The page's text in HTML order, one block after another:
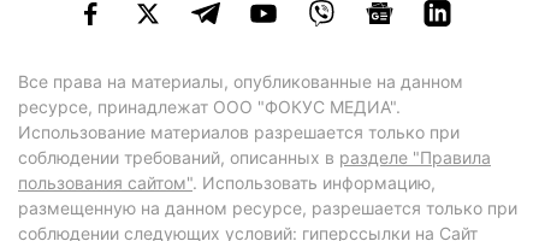
Все права на материалы, опубликованные на данном
ресурсе, принадлежат ООО "ФОКУС МЕДИА".
Использование материалов разрешается только при
соблюдении требований, описанных в разделе "Правила
пользования сайтом". Использовать информацию,
размещенную на данном ресурсе, разрешается только при
соблюдении следующих условий: гиперссылки на Сайт